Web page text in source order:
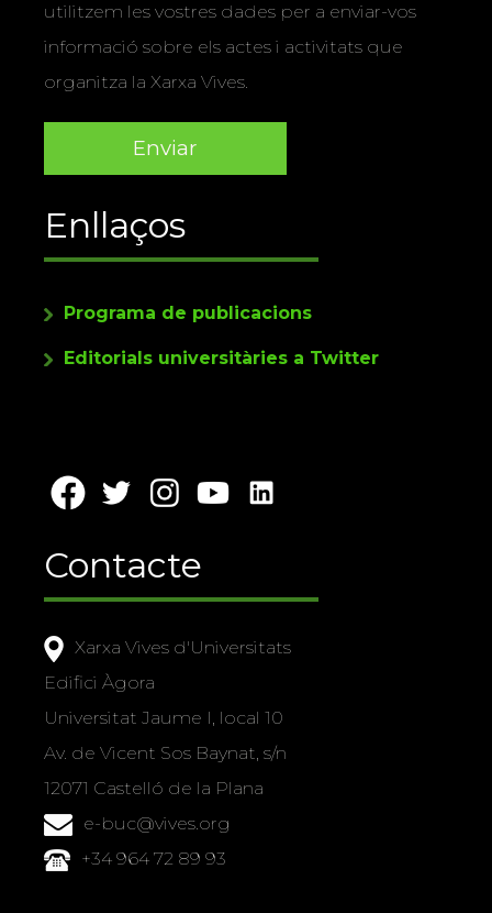
utilitzem les vostres dades per a enviar-vos
informació sobre els actes i activitats que
organitza la Xarxa Vives.
Enllaços
Programa de publicacions
Editorials universitàries a Twitter
Contacte
Xarxa Vives d'Universitats
Edifici Àgora
Universitat Jaume I, local 10
Av. de Vicent Sos Baynat, s/n
12071 Castelló de la Plana
e-buc@vives.org
+34 964 72 89 93